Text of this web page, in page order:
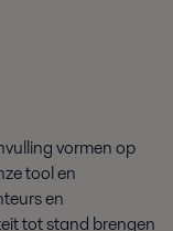
vormen op
tool en
en
tot stand brengen